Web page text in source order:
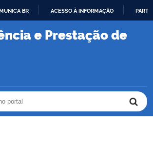
PARA
BR ACESSO À INFORMAÇÃO
e Prestação de